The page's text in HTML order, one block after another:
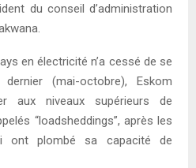
du conseil d’administration
en électricité n’a cessé de se
dernier (mai-octobre), Eskom
aux niveaux supérieurs de
“loadsheddings”, après les
ont plombé sa capacité de